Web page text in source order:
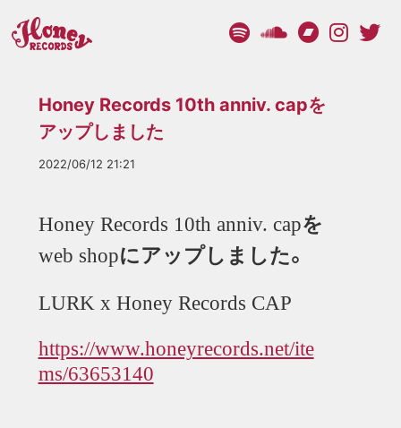
Honey Records 10th anniv. capを
アップしました
2022/06/12 21:21
Honey Records 10th anniv. capを
web shopにアップしました。
LURK x Honey Records CAP
https://www.honeyrecords.net/ite
ms/63653140